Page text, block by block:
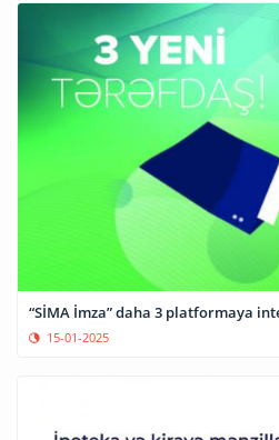
“SİMA İmza” daha 3 platformaya
15-01-2025